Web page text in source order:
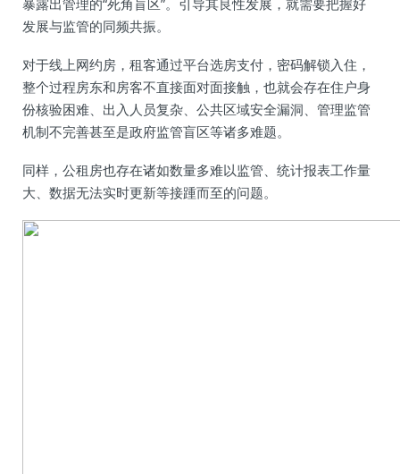
暴露出管理的“死角盲区”。引导其良性发展，就需要把握好
发展与监管的同频共振。
对于线上网约房，租客通过平台选房支付，密码解锁入住，
整个过程房东和房客不直接面对面接触，也就会存在住户身
份核验困难、出入人员复杂、公共区域安全漏洞、管理监管
机制不完善甚至是政府监管盲区等诸多难题。
同样，公租房也存在诸如数量多难以监管、统计报表工作量
大、数据无法实时更新等接踵而至的问题。